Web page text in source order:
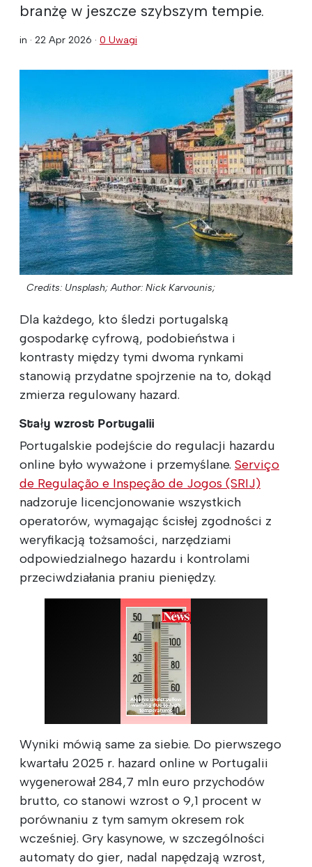
branżę w jeszcze szybszym tempie.
in · 22 Apr 2026 · 0 Uwagi
Credits: Unsplash; Author: Nick Karvounis;
Dla każdego, kto śledzi portugalską
gospodarkę cyfrową, podobieństwa i
kontrasty między tymi dwoma rynkami
stanowią przydatne spojrzenie na to, dokąd
zmierza regulowany hazard.
Stały wzrost Portugalii
Portugalskie podejście do regulacji hazardu
online było wyważone i przemyślane. Serviço
de Regulação e Inspeção de Jogos (SRIJ)
nadzoruje licencjonowanie wszystkich
operatorów, wymagając ścisłej zgodności z
weryfikacją tożsamości, narzędziami
odpowiedzialnego hazardu i kontrolami
przeciwdziałania praniu pieniędzy.
Wyniki mówią same za siebie. Do pierwszego
kwartału 2025 r. hazard online w Portugalii
wygenerował 284,7 mln euro przychodów
brutto, co stanowi wzrost o 9,1 procent w
porównaniu z tym samym okresem rok
wcześniej. Gry kasynowe, w szczególności
automaty do gier, nadal napędzają wzrost,